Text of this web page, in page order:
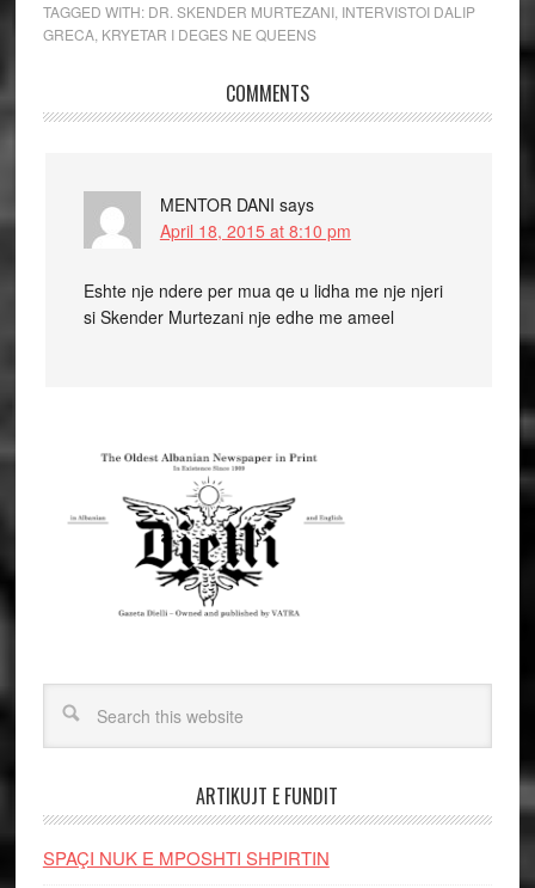
TAGGED WITH: DR. SKENDER MURTEZANI, INTERVISTOI DALIP
GRECA, KRYETAR I DEGES NE QUEENS
COMMENTS
MENTOR DANI says
April 18, 2015 at 8:10 pm
Eshte nje ndere per mua qe u lidha me nje njeri
si Skender Murtezani nje edhe me ameel
ARTIKUJT E FUNDIT
SPAÇI NUK E MPOSHTI SHPIRTIN